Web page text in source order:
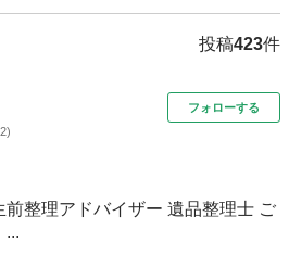
投稿423件
)
フォローする
整理アドバイザー 遺品整理士 ご
...